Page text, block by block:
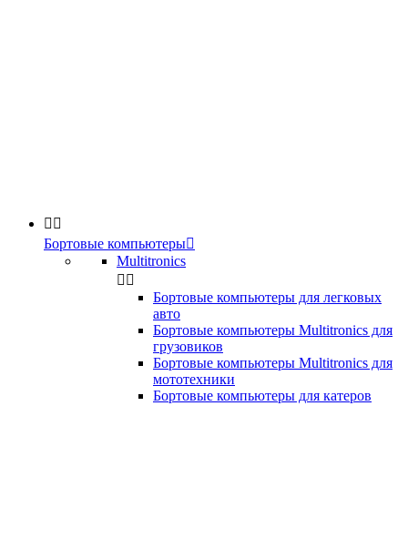
 
Бортовые компьютеры
Multitronics
 
Бортовые компьютеры для легковых
авто
Бортовые компьютеры Multitronics для
грузовиков
Бортовые компьютеры Multitronics для
мототехники
Бортовые компьютеры для катеров